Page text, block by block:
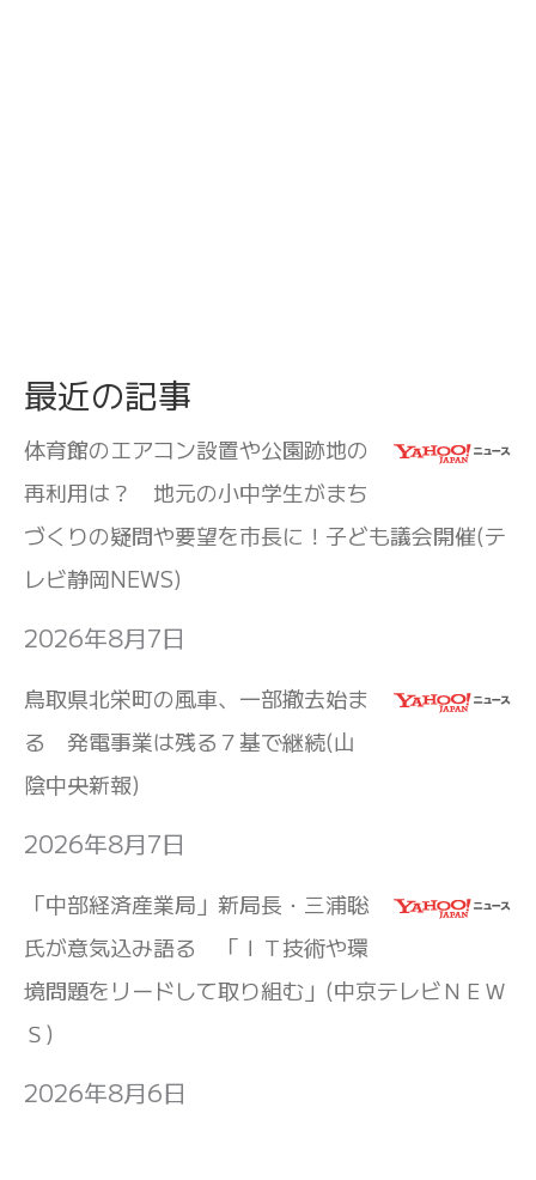
最近の記事
体育館のエアコン設置や公園跡地の
再利用は？ 地元の小中学生がまち
づくりの疑問や要望を市長に！子ども議会開催(テ
レビ静岡NEWS)
2026年8月7日
鳥取県北栄町の風車、一部撤去始ま
る 発電事業は残る７基で継続(山
陰中央新報)
2026年8月7日
「中部経済産業局」新局長・三浦聡
氏が意気込み語る 「ＩＴ技術や環
境問題をリードして取り組む」(中京テレビＮＥＷ
Ｓ)
2026年8月6日